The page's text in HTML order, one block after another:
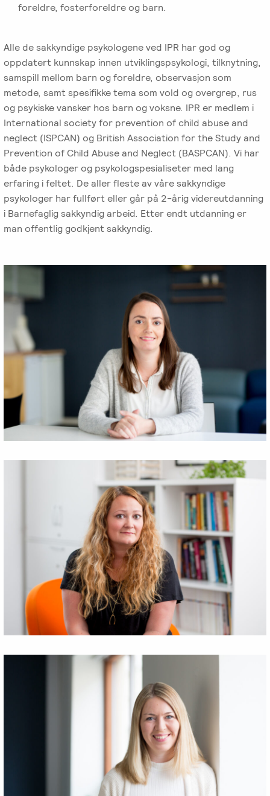
foreldre, fosterforeldre og barn.
Alle de sakkyndige psykologene ved IPR har god og
oppdatert kunnskap innen utviklingspsykologi, tilknytning,
samspill mellom barn og foreldre, observasjon som
metode, samt spesifikke tema som vold og overgrep, rus
og psykiske vansker hos barn og voksne. IPR er medlem i
International society for prevention of child abuse and
neglect (ISPCAN) og British Association for the Study and
Prevention of Child Abuse and Neglect (BASPCAN). Vi har
både psykologer og psykologspesialiseter med lang
erfaring i feltet. De aller fleste av våre sakkyndige
psykologer har fullført eller går på 2-årig videreutdanning
i Barnefaglig sakkyndig arbeid. Etter endt utdanning er
man offentlig godkjent sakkyndig.